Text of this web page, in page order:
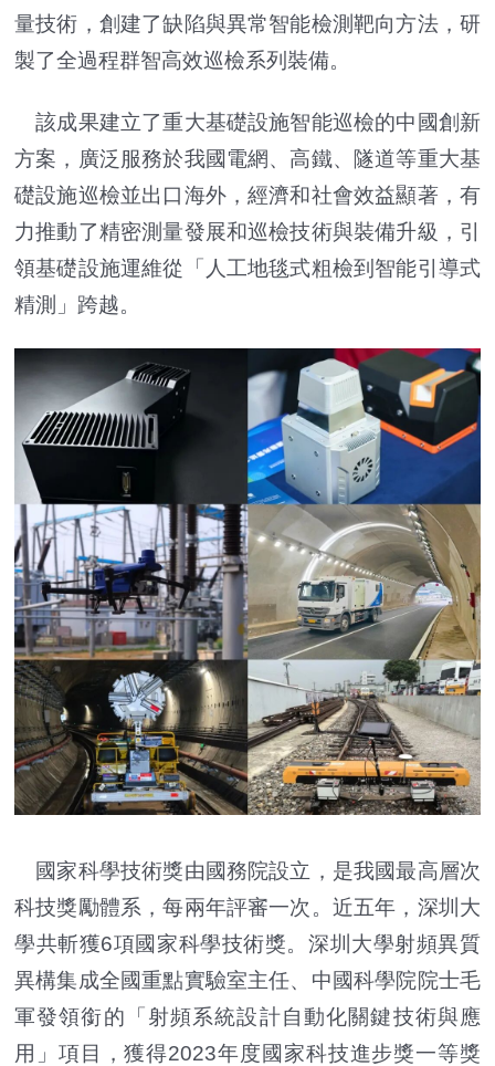
量技術，創建了缺陷與異常智能檢測靶向方法，研
製了全過程群智高效巡檢系列裝備。
該成果建立了重大基礎設施智能巡檢的中國創新
方案，廣泛服務於我國電網、高鐵、隧道等重大基
礎設施巡檢並出口海外，經濟和社會效益顯著，有
力推動了精密測量發展和巡檢技術與裝備升級，引
領基礎設施運維從「人工地毯式粗檢到智能引導式
精測」跨越。
國家科學技術獎由國務院設立，是我國最高層次
科技獎勵體系，每兩年評審一次。近五年，深圳大
學共斬獲6項國家科學技術獎。深圳大學射頻異質
異構集成全國重點實驗室主任、中國科學院院士毛
軍發領銜的「射頻系統設計自動化關鍵技術與應
用」項目，獲得2023年度國家科技進步獎一等獎